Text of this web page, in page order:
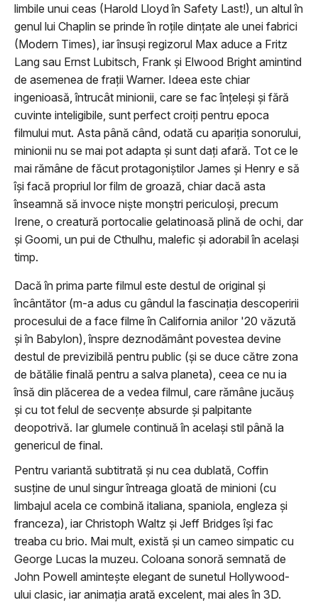
limbile unui ceas (Harold Lloyd în Safety Last!), un altul în
genul lui Chaplin se prinde în roțile dințate ale unei fabrici
(Modern Times), iar însuși regizorul Max aduce a Fritz
Lang sau Ernst Lubitsch, Frank și Elwood Bright amintind
de asemenea de frații Warner. Ideea este chiar
ingenioasă, întrucât minionii, care se fac înțeleși și fără
cuvinte inteligibile, sunt perfect croiți pentru epoca
filmului mut. Asta până când, odată cu apariția sonorului,
minionii nu se mai pot adapta și sunt dați afară. Tot ce le
mai rămâne de făcut protagoniștilor James și Henry e să
își facă propriul lor film de groază, chiar dacă asta
înseamnă să invoce niște monștri periculoși, precum
Irene, o creatură portocalie gelatinoasă plină de ochi, dar
și Goomi, un pui de Cthulhu, malefic și adorabil în același
timp.
Dacă în prima parte filmul este destul de original și
încântător (m-a adus cu gândul la fascinația descoperirii
procesului de a face filme în California anilor '20 văzută
și în Babylon), înspre deznodământ povestea devine
destul de previzibilă pentru public (și se duce către zona
de bătălie finală pentru a salva planeta), ceea ce nu ia
însă din plăcerea de a vedea filmul, care rămâne jucăuș
și cu tot felul de secvențe absurde și palpitante
deopotrivă. Iar glumele continuă în același stil până la
genericul de final.
Pentru variantă subtitrată și nu cea dublată, Coffin
susține de unul singur întreaga gloată de minioni (cu
limbajul acela ce combină italiana, spaniola, engleza și
franceza), iar Christoph Waltz și Jeff Bridges își fac
treaba cu brio. Mai mult, există și un cameo simpatic cu
George Lucas la muzeu. Coloana sonoră semnată de
John Powell amintește elegant de sunetul Hollywood-
ului clasic, iar animația arată excelent, mai ales în 3D.